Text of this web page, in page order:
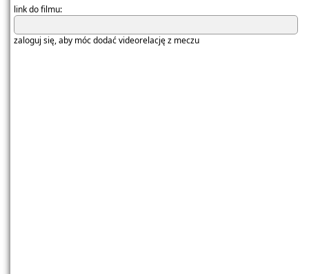
link do filmu:
zaloguj się, aby móc dodać videorelację z meczu